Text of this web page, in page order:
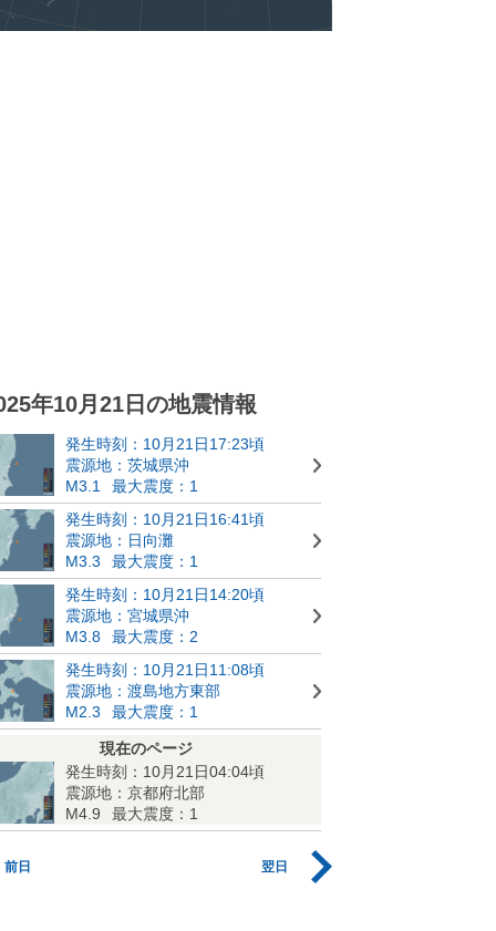
年10月21日の地震情報
発生時刻：10月21日17:23頃
震源地：茨城県沖
M3.1
最大震度：1
発生時刻：10月21日16:41頃
震源地：日向灘
M3.3
最大震度：1
発生時刻：10月21日14:20頃
震源地：宮城県沖
M3.8
最大震度：2
発生時刻：10月21日11:08頃
震源地：渡島地方東部
M2.3
最大震度：1
現在のページ
発生時刻：10月21日04:04頃
震源地：京都府北部
M4.9
最大震度：1
前日 翌日